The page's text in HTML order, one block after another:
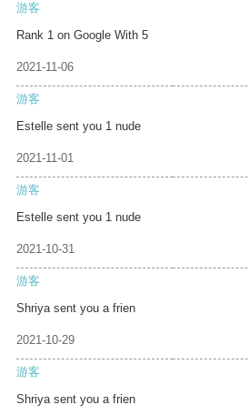
游客
Rank 1 on Google With 5
2021-11-06
游客
Estelle sent you 1 nude
2021-11-01
游客
Estelle sent you 1 nude
2021-10-31
游客
Shriya sent you a frien
2021-10-29
游客
Shriya sent you a frien